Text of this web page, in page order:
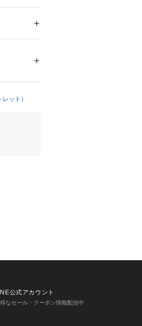
ーを合わ
ます）
ット）
公式アカウント
なセール・クーポン情報配信中